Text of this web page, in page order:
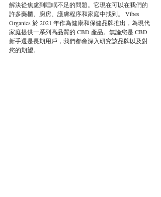
解決從焦慮到睡眠不足的問題。它現在可以在我們的
許多藥櫃、廚房、護膚程序和家庭中找到。 Vibes
Organics 於 2021 年作為健康和保健品牌推出，為現代
家庭提供一系列高品質的 CBD 產品。無論您是 CBD
新手還是長期用戶，我們都會深入研究該品牌以及對
您的期望。